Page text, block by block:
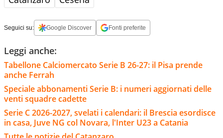
Seguici su: Google Discover Fonti preferite
Leggi anche:
Tabellone Calciomercato Serie B 26-27: il Pisa prende
anche Ferrah
Speciale abbonamenti Serie B: i numeri aggiornati delle
venti squadre cadette
Serie C 2026-2027, svelati i calendari: il Brescia esordisce
in casa, Juve NG col Novara, l'Inter U23 a Catania